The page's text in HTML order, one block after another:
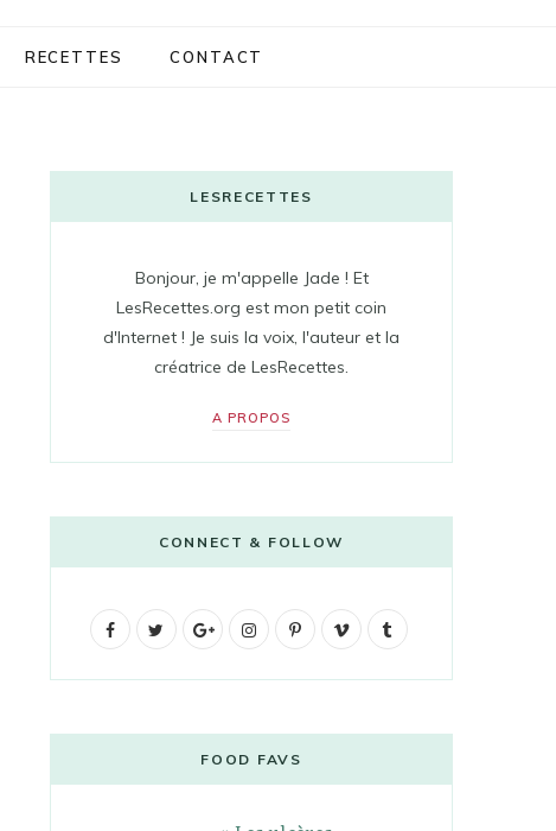
RECETTES CONTACT
LESRECETTES
Bonjour, je m'appelle Jade ! Et
LesRecettes.org est mon petit coin
d'Internet ! Je suis la voix, l'auteur et la
créatrice de LesRecettes.
A PROPOS
CONNECT & FOLLOW
F
b
t
G
g
l
I
t
a
P
e
V
o
l
FOOD FAVS